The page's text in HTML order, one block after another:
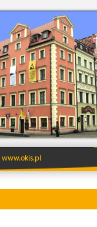
www.okis.pl